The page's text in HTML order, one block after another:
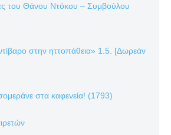
του Θάνου Ντόκου – Συμβούλου
στην ηττοπάθεια» 1.5. [Δωρεάν
στα καφενεία! (1793)